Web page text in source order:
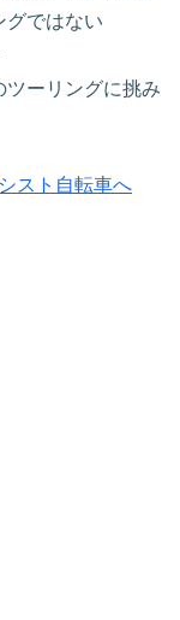
グではない
ツーリングに挑み